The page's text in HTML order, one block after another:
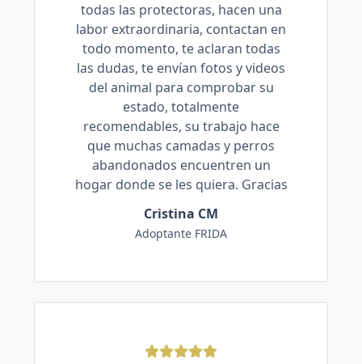
todas las protectoras, hacen una
labor extraordinaria, contactan en
todo momento, te aclaran todas
las dudas, te envían fotos y videos
del animal para comprobar su
estado, totalmente
recomendables, su trabajo hace
que muchas camadas y perros
abandonados encuentren un
hogar donde se les quiera. Gracias
Cristina CM
Adoptante FRIDA